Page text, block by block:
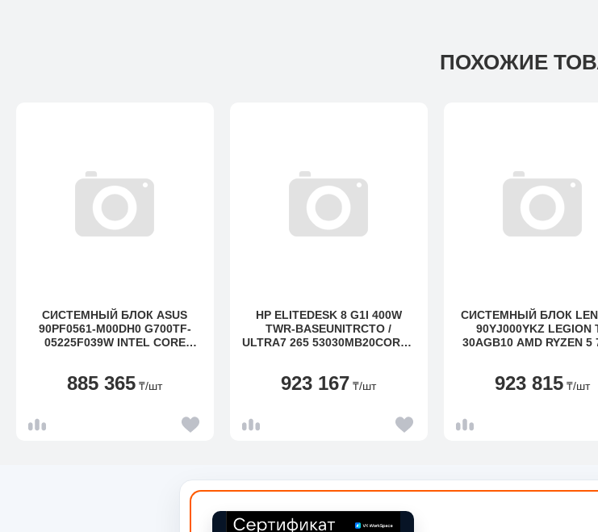
ПОХОЖИЕ
СИСТЕМНЫЙ БЛОК ASUS
90PF0561-M00DH0 G700TF-
05225F039W INTEL CORE
GEFORCE RTX 5070 PRIME
885 365 ₸/шт
HP ELITEDESK 8 G1I 400W
TWR-BASEUNITRCTO /
ULTRA7 265 53030MB20CORES
VALUE / W11 PRO / NO ODD
923 167 ₸/шт
СИСТЕМНЫЙ БЛОК
90YJ000YKZ LEGION
30AGB10 AMD RYZEN 5
SSD/NVIDIA GEFORCE
923 815 ₸/шт